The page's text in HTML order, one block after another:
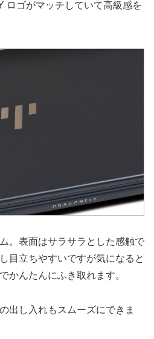
ロゴがマッチしていて高級感を
。表面はサラサラとした感触で
目立ちやすいですが気になると
かんたんにふき取れます。
出し入れもスムーズにできま